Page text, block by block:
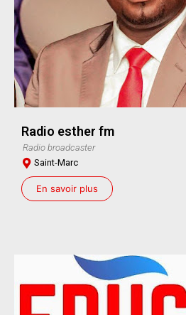
Radio esther fm
Radio broadcaster
Saint-Marc
En savoir plus